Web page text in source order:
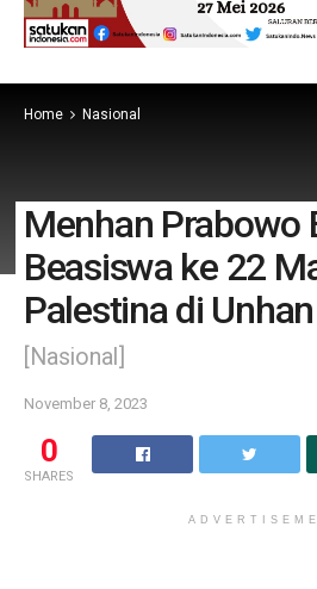
Home Nasional
Menhan Prabowo
Beasiswa ke 22
Palestina di Unhan
[Nasional]
November 8, 2023
0
SHARES